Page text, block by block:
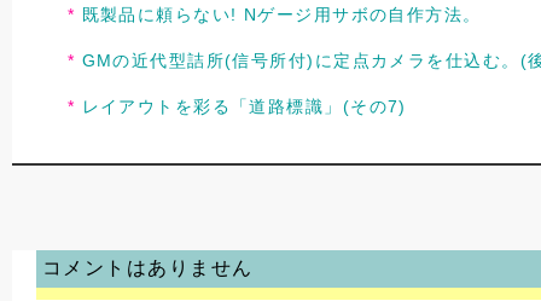
既製品に頼らない! Nゲージ用サボの自作方法。
GMの近代型詰所(信号所付)に定点カメラを仕込む。(
レイアウトを彩る「道路標識」(その7)
コメントはありません